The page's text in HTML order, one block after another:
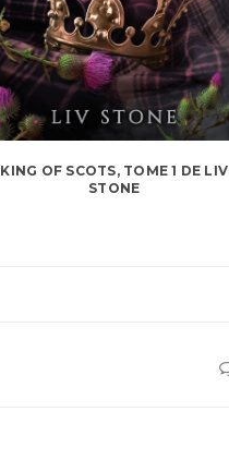
KING OF SCOTS, TOME 1 DE LIV
STONE